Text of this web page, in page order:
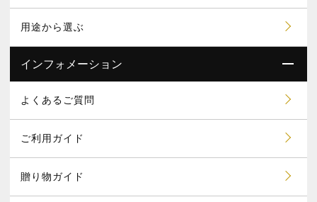
用途から選ぶ
インフォメーション
よくあるご質問
ご利用ガイド
贈り物ガイド